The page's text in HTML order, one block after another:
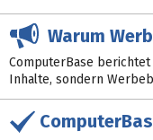
Warum
ComputerBase
Inhalte, sondern